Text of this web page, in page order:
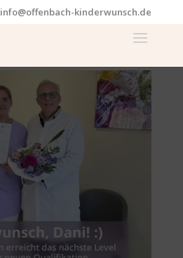
info@offenbach-kinderwunsch.de